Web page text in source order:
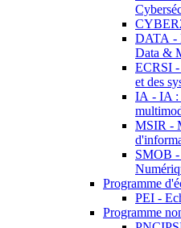
DATA -
Data &
ECRSI -
et des
IA - IA :
MSIR -
SMOB -
Programme
PEI -
Programme